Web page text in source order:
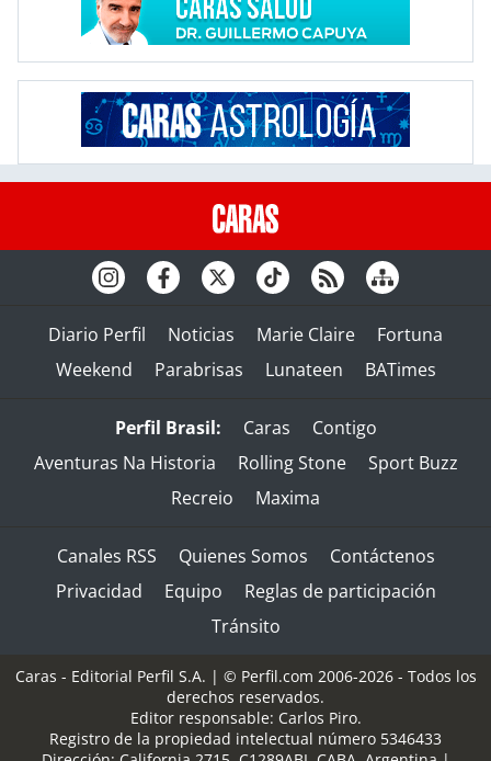
Diario Perfil Noticias Marie Claire
Fortuna
Weekend
Parabrisas Lunateen BATimes
Perfil Brasil: Caras
Contigo
Aventuras Na Historia
Rolling Stone
Sport Buzz
Recreio
Maxima
Canales RSS Quienes Somos
Contáctenos
Privacidad
Equipo
Reglas de participación
Tránsito
Caras - Editorial Perfil S.A. | © Perfil.com 2006-2026 - Todos los
derechos reservados.
Editor responsable: Carlos Piro.
Registro de la propiedad intelectual número 5346433